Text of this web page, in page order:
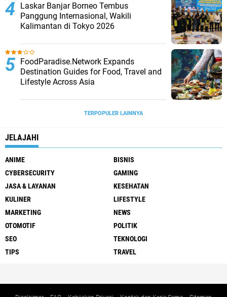
Laskar Banjar Borneo Tembus
Panggung Internasional, Wakili
Kalimantan di Tokyo 2026
FoodParadise.Network Expands
Destination Guides for Food, Travel and
Lifestyle Across Asia
TERPOPULER LAINNYA
JELAJAHI
ANIME
BISNIS
CYBERSECURITY
GAMING
JASA & LAYANAN
KESEHATAN
KULINER
LIFESTYLE
MARKETING
NEWS
OTOMOTIF
POLITIK
SEO
TEKNOLOGI
TIPS
TRAVEL